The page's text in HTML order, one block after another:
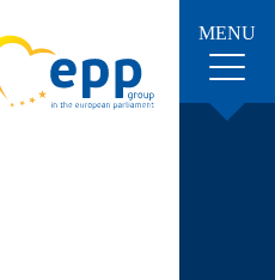
MENU